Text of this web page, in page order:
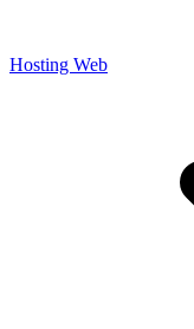
Hosting Web